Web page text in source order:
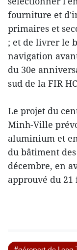
fourniture et
primaires et
; et de livrer le
navigation
du 30e
sud de la FIR
Le projet du
Minh-Ville
aluminium et
du bâtiment
décembre, en
approuvé du 21